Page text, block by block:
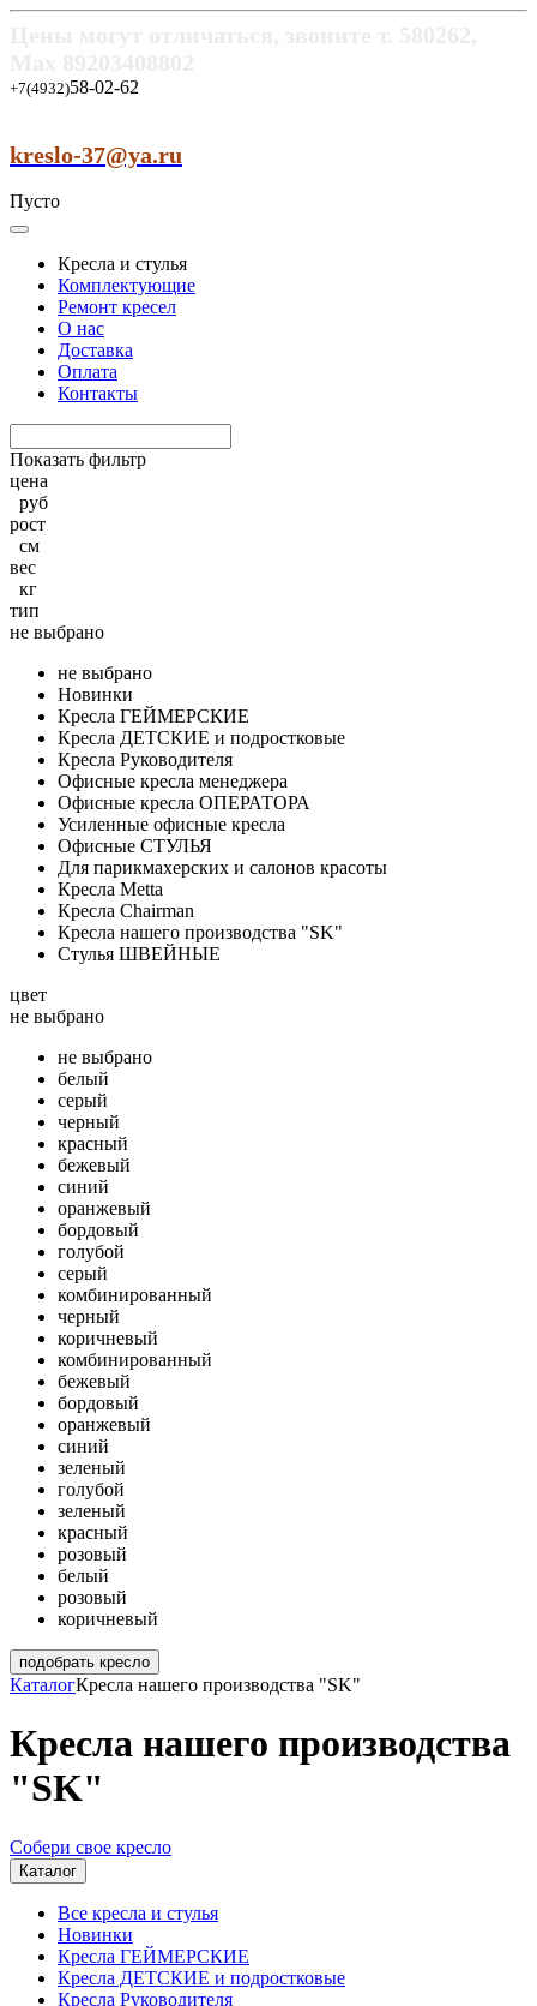
+7(4932)58-02-62
kreslo-37@ya.ru
Пусто
Кресла и стулья
Комплектующие
Ремонт кресел
О нас
Доставка
Оплата
Контакты
Показать фильтр
цена
руб
рост
см
вес
кг
тип
не выбрано
не выбрано
Новинки
Кресла ГЕЙМЕРСКИЕ
Кресла ДЕТСКИЕ и подростковые
Кресла Руководителя
Офисные кресла менеджера
Офисные кресла ОПЕРАТОРА
Усиленные офисные кресла
Офисные СТУЛЬЯ
Для парикмахерских и салонов красоты
Кресла Metta
Кресла Chairman
Кресла нашего производства "SK"
Стулья ШВЕЙНЫЕ
цвет
не выбрано
не выбрано
белый
серый
черный
красный
бежевый
синий
оранжевый
бордовый
голубой
серый
комбинированный
черный
коричневый
комбинированный
бежевый
бордовый
оранжевый
синий
зеленый
голубой
зеленый
красный
розовый
белый
розовый
коричневый
подобрать кресло
КаталогКресла нашего производства "SK"
Кресла нашего производства
"SK"
Собери свое кресло
Каталог
Все кресла и стулья
Новинки
Кресла ГЕЙМЕРСКИЕ
Кресла ДЕТСКИЕ и подростковые
Кресла Руководителя